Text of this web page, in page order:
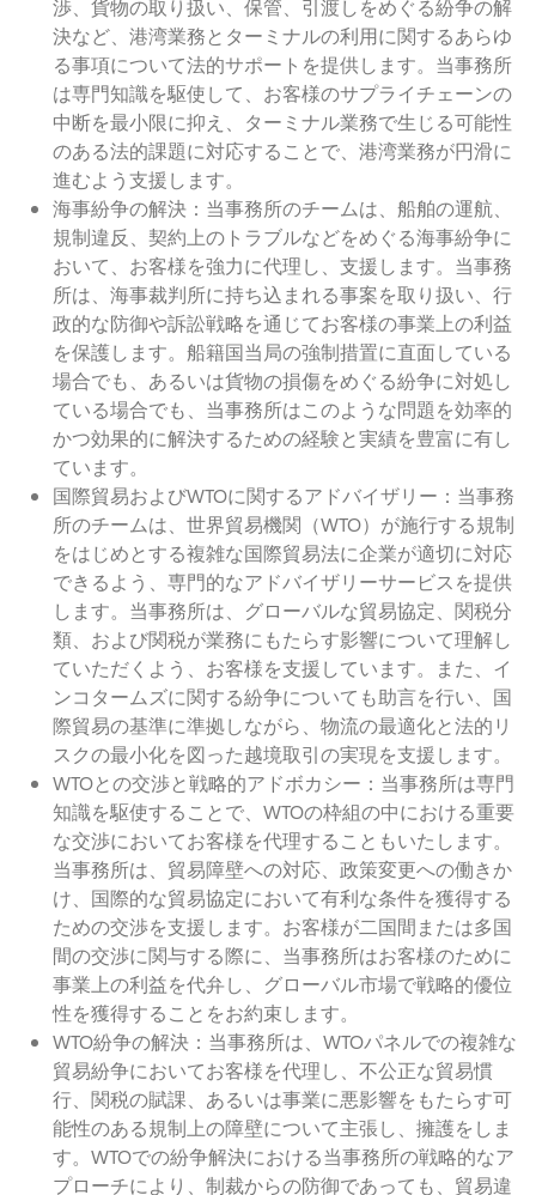
渉、貨物の取り扱い、保管、引渡しをめぐる紛争の解
決など、港湾業務とターミナルの利用に関するあらゆ
る事項について法的サポートを提供します。当事務所
は専門知識を駆使して、お客様のサプライチェーンの
中断を最小限に抑え、ターミナル業務で生じる可能性
のある法的課題に対応することで、港湾業務が円滑に
進むよう支援します。
海事紛争の解決：当事務所のチームは、船舶の運航、
規制違反、契約上のトラブルなどをめぐる海事紛争に
おいて、お客様を強力に代理し、支援します。当事務
所は、海事裁判所に持ち込まれる事案を取り扱い、行
政的な防御や訴訟戦略を通じてお客様の事業上の利益
を保護します。船籍国当局の強制措置に直面している
場合でも、あるいは貨物の損傷をめぐる紛争に対処し
ている場合でも、当事務所はこのような問題を効率的
かつ効果的に解決するための経験と実績を豊富に有し
ています。
国際貿易およびWTOに関するアドバイザリー：当事務
所のチームは、世界貿易機関（WTO）が施行する規制
をはじめとする複雑な国際貿易法に企業が適切に対応
できるよう、専門的なアドバイザリーサービスを提供
します。当事務所は、グローバルな貿易協定、関税分
類、および関税が業務にもたらす影響について理解し
ていただくよう、お客様を支援しています。また、イ
ンコタームズに関する紛争についても助言を行い、国
際貿易の基準に準拠しながら、物流の最適化と法的リ
スクの最小化を図った越境取引の実現を支援します。
WTOとの交渉と戦略的アドボカシー：当事務所は専門
知識を駆使することで、WTOの枠組の中における重要
な交渉においてお客様を代理することもいたします。
当事務所は、貿易障壁への対応、政策変更への働きか
け、国際的な貿易協定において有利な条件を獲得する
ための交渉を支援します。お客様が二国間または多国
間の交渉に関与する際に、当事務所はお客様のために
事業上の利益を代弁し、グローバル市場で戦略的優位
性を獲得することをお約束します。
WTO紛争の解決：当事務所は、WTOパネルでの複雑な
貿易紛争においてお客様を代理し、不公正な貿易慣
行、関税の賦課、あるいは事業に悪影響をもたらす可
能性のある規制上の障壁について主張し、擁護をしま
す。WTOでの紛争解決における当事務所の戦略的なア
プローチにより、制裁からの防御であっても、貿易違